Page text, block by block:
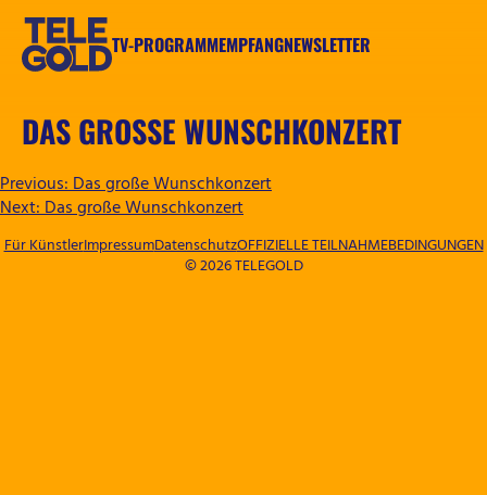
Zum
springen
TV-PROGRAMMEMPFANGNEWSLETTER
DAS GROSSE WUNSCHKONZERT
BEITRAGSNAVIGATION
Previous:Das große Wunschkonzert
Next:Das große Wunschkonzert
© 2026 TELEGOLD
Für KünstlerImpressumDatenschutzOFFIZIELLE TEILNAHMEBEDINGUNGEN